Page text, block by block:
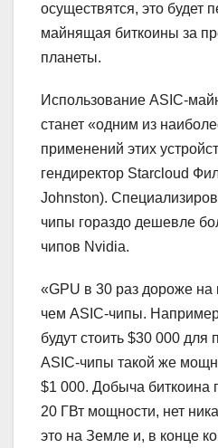
осуществятся, это будет
майнящая биткоины за
планеты.
Использование ASIC-
станет «одним из
применений этих
гендиректор Starcloud
Johnston).
чипы гораздо дешевле
чипов Nvidia.
«GPU в 30 раз дороже на
чем ASIC-чипы.
будут стоить $30 000 для
ASIC-чипы такой же
$1 000. Добыча биткоина
20 ГВт мощности, нет
это на Земле и, в конце